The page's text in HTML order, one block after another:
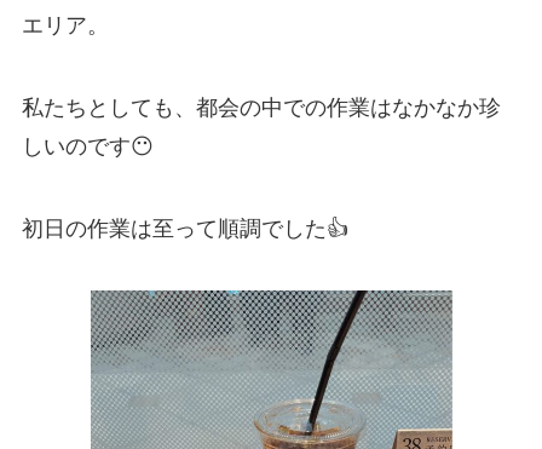
エリア。
私たちとしても、都会の中での作業はなかなか珍
しいのです😶
初日の作業は至って順調でした👍